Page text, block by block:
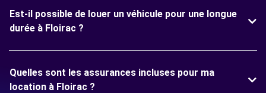
Est-il possible de louer un véhicule pour une longue
durée à Floirac ?
Quelles sont les assurances incluses pour ma
location à Floirac ?